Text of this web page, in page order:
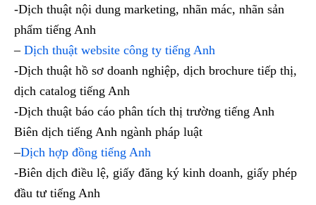
-Dịch thuật nội dung marketing, nhãn mác, nhãn sản
phẩm tiếng Anh
– Dịch thuật website công ty tiếng Anh
-Dịch thuật hồ sơ doanh nghiệp, dịch brochure tiếp thị,
dịch catalog tiếng Anh
-Dịch thuật báo cáo phân tích thị trường tiếng Anh
Biên dịch tiếng Anh ngành pháp luật
–Dịch hợp đồng tiếng Anh
-Biên dịch điều lệ, giấy đăng ký kinh doanh, giấy phép
đầu tư tiếng Anh